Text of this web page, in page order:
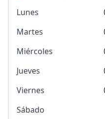
Lunes
Martes
Miércoles
Jueves
Viernes
Sábado